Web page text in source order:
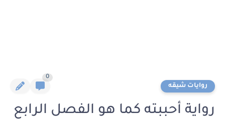
روايات شيقه
0
رواية أحببته كما هو الفصل الرابع